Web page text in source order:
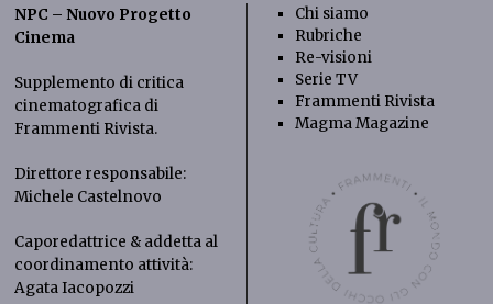
NPC – Nuovo Progetto
Cinema
Supplemento di critica
cinematografica di
Frammenti Rivista.
Direttore responsabile:
Michele Castelnovo
Caporedattrice & addetta al
coordinamento attività:
Agata Iacopozzi
Chi siamo
Rubriche
Re-visioni
Serie TV
Frammenti Rivista
Magma Magazine